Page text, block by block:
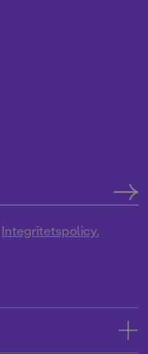
Integritetspolicy.